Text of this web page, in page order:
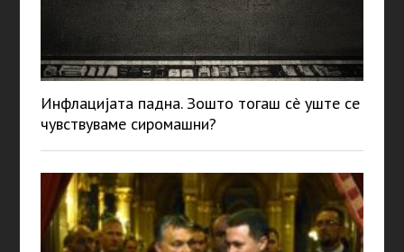
Инфлацијата падна. Зошто тогаш сè уште се
чувствуваме сиромашни?